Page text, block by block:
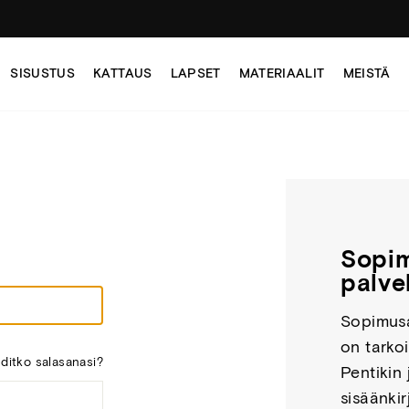
SISUSTUS KATTAUS LAPSET MATERIAALIT MEISTÄ
salasanasi?
on
Pentikin